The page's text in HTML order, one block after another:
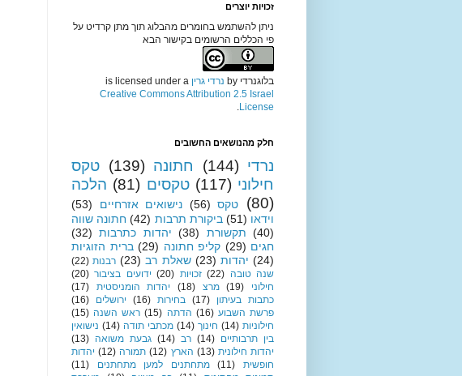
זכויות יוצרים
ניתן להשתמש בחומרים מהבלוג תוך מתן קרדיט על
פי הכללים הרשומים בקישור הבא
בלוגנרדי נרדי גרין
Creative Commons Attribution 2.5 Israel
License
חלק מהנושאים החשובים
נרדי (144) חתונה (139) טקס
חילוני (117) טקסים (81) הלכה
(80)
טקס (56) נישואים אזרחיים
(53)
וידאו (51) ביקורת תרבות (42) חתונה שווה
(40) תקשורת (38) יהדות כתרבות (32)
חגים (29) קליפ חתונה (29) ברית הזוגיות
(24) יהדות (23) שאלת רב (23) רבנות (22)
שנה טובה (22) זכויות (20) ידועים בציבור (20)
חילוני
(19) מרצ (18) יהדות הומניסטית
(17)
כתבות בעיתון
(17) בחירות (16) ירושלים
(16)
פרשת השבוע (16) הדתה (15) ראש השנה (15)
חילוניות (14) חינוך (14) מכתבי תודה (14) נישואין
בין תרבותיים (14) רב (14) גבעת משואה (13)
יהדות חילונית (13) הארץ (12) תמורה (12) יהדות
חופשית
(11) מתחתנים למען מתחתנים
(11)